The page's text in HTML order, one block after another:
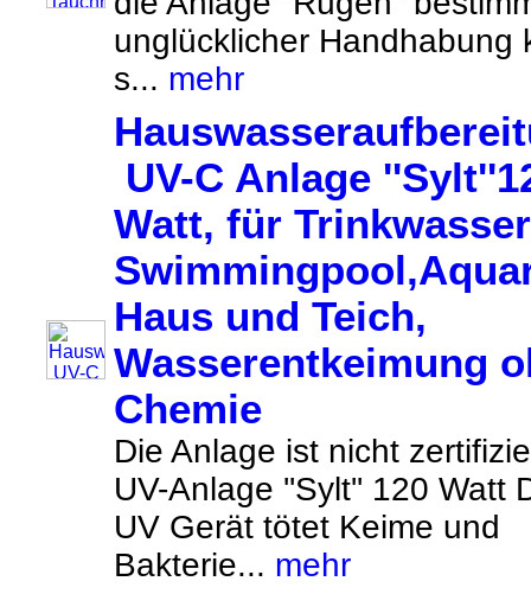
unglücklicher Handhabung
s... mehr
UV-C Anlage
Watt, für
Haus und Teich,
Wasserentkeimung
Chemie
Die Anlage ist nicht
UV-Anlage ''Sylt'' 120 Watt
UV Gerät tötet Keime und
Bakterie... mehr